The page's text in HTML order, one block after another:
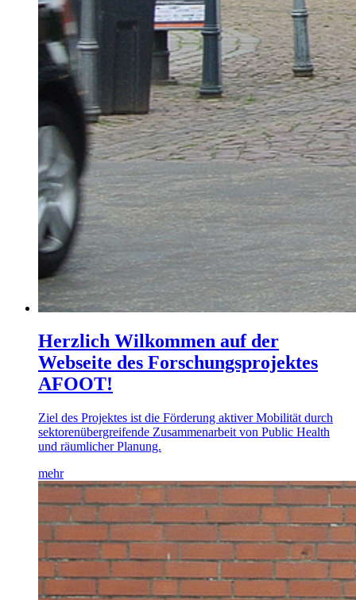
Herzlich Wilkommen auf der
Webseite des Forschungsprojektes
AFOOT!
Ziel des Projektes ist die Förderung aktiver Mobilität durch
sektorenübergreifende Zusammenarbeit von Public Health
und räumlicher Planung.
mehr